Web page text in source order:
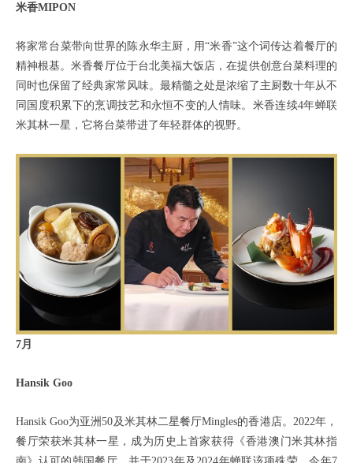
米香MIPON
将家常台菜带向世界的陈永华主厨，用“米香”这个词传达着餐厅的
精神根基。米香餐厅位于台北美福大饭店，在提供创意台菜料理的
同时也保留了经典家常风味。最精髓之处是浓缩了主厨数十年从不
同国度积累下的烹调技艺和永恒不变的人情味。米香连续4年蝉联
米其林一星，它将台菜带进了年轻群体的视野。
7月
Hansik Goo
Hansik Goo为亚洲50及米其林二星餐厅Mingles的香港店。2022年，
餐厅荣获米其林一星，成为历史上首家获得《香港澳门米其林指